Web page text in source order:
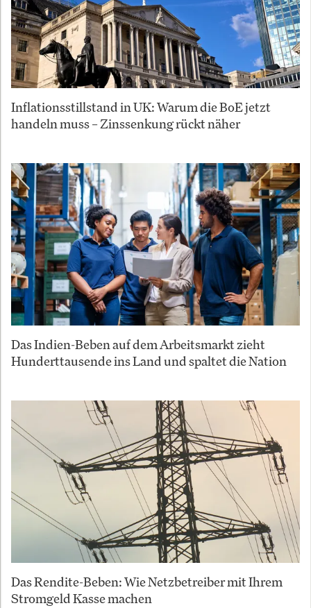
Inflationsstillstand in UK: Warum die BoE jetzt
handeln muss – Zinssenkung rückt näher
Das Indien-Beben auf dem Arbeitsmarkt zieht
Hunderttausende ins Land und spaltet die Nation
Das Rendite-Beben: Wie Netzbetreiber mit Ihrem
Stromgeld Kasse machen